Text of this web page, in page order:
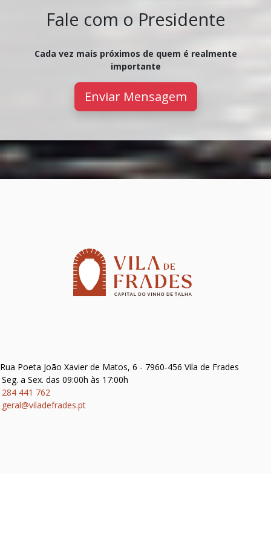
Fale com o Presidente
Cada vez mais próximos de quem é realmente
importante
Enviar Mensagem
Poeta João Xavier de Matos, 6 - 7960-456 Vila de Frades
Seg. a Sex. das 09:00h às 17:00h
284 441 762
geral@viladefrades.pt